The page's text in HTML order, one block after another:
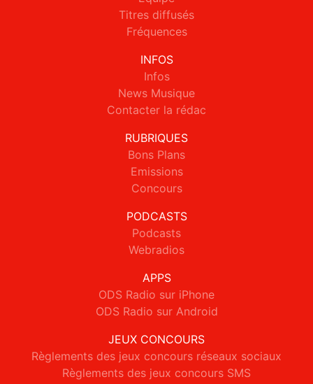
Titres diffusés
Fréquences
INFOS
Infos
News Musique
Contacter la rédac
RUBRIQUES
Bons Plans
Emissions
Concours
PODCASTS
Podcasts
Webradios
APPS
ODS Radio sur iPhone
ODS Radio sur Android
JEUX CONCOURS
Règlements des jeux concours réseaux sociaux
Règlements des jeux concours SMS